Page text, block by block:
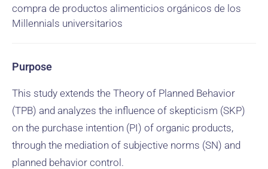
compra de productos alimenticios orgánicos de los
Millennials universitarios
Purpose
This study extends the Theory of Planned Behavior
(TPB) and analyzes the influence of skepticism (SKP)
on the purchase intention (PI) of organic products,
through the mediation of subjective norms (SN) and
planned behavior control.